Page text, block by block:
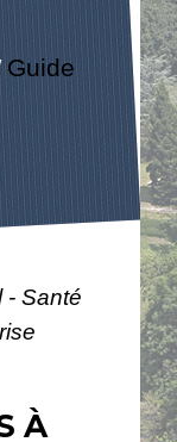
Guide
- Santé
À